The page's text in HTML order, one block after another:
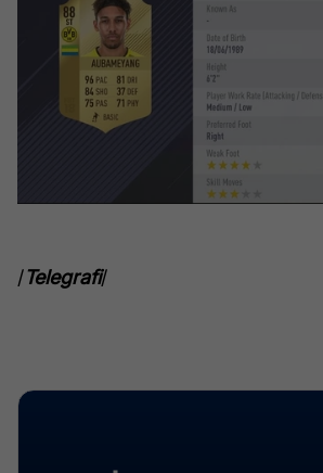
/Telegrafi/